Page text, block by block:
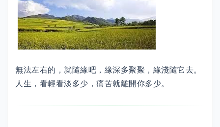
無法左右的，就隨緣吧，緣深多聚聚，緣淺隨它去。
人生，看輕看淡多少，痛苦就離開你多少。